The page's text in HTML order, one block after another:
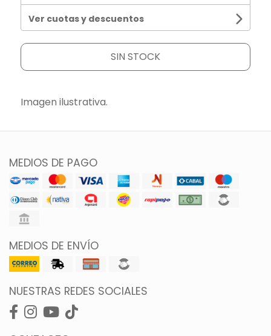
Ver cuotas y descuentos
SIN STOCK
Imagen ilustrativa.
MEDIOS DE PAGO
MEDIOS DE ENVÍO
NUESTRAS REDES SOCIALES